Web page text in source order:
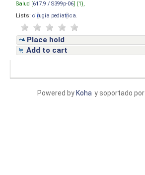
Salud [ 617.9 / S399p-06 ] (1),
Lists: cirugia pediatrica
Place hold
Add to cart
y soportado por
Powered by Koha